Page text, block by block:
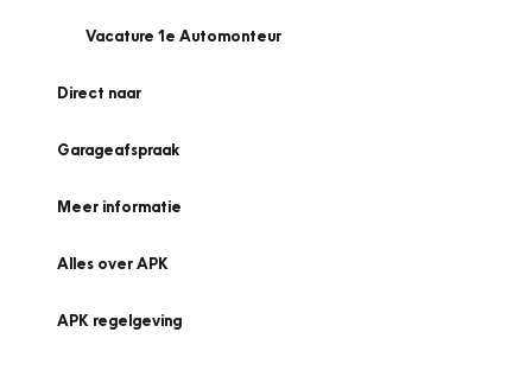
Vacature 1e Automonteur
Direct naar
Garageafspraak
Meer informatie
Alles over APK
APK regelgeving